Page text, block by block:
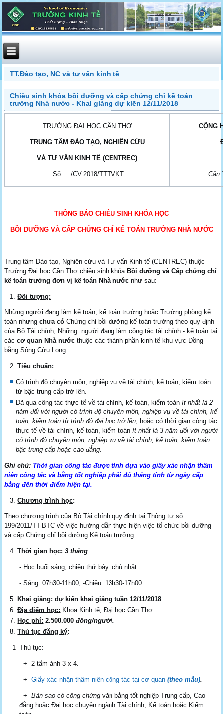
TT.Đào tạo, NC và tư vấn kinh tế
Chiêu sinh khóa bồi dưỡng và cấp chứng chỉ kế toán
trưởng Nhà nước - Khai giảng dự kiến 12/11/2018
TRƯỜNG ĐẠI HỌC CẦN THƠ
TRUNG TÂM ĐÀO TẠO, NGHIÊN CỨU
VÀ TƯ VẤN KINH TẾ (CENTREC)
Số: /CV.2018/TTTVKT
CỘNG
THÔNG BÁO CHIÊU SINH KHÓA HỌC
BỒI DƯỠNG VÀ CẤP CHỨNG CHỈ KẾ TOÁN TRƯỞNG NHÀ NƯỚC
Trung tâm Đào tạo, Nghiên cứu và Tư vấn Kinh tế (CENTREC) thuộc
Trường Đại học Cần Thơ chiêu sinh khóa Bồi dưỡng và Cấp chứng chỉ
kế toán trưởng đơn vị kế toán Nhà nướcnhư sau:
Đối tượng:
Những người đang làm kế toán, kế toán trưởng hoặc Trưởng phòng kế
toán nhưngchưa có Chứng chỉ bồi dưỡng kế toán trưởng theo quy định
của Bộ Tài chính; Những người đang làm công tác tài chính - kế toán tại
cáccơ quan Nhà nước thuộc các thành phần kinh tế khu vực Đồng
bằng Sông Cửu Long.
Tiêu chuẩn:
Có trình độ chuyên môn, nghiệp vụ về tài chính, kế toán, kiểm toán
từ bậc trung cấp trở lên.
Đã qua công tác thực tế về tài chính, kế toán, kiểm toánít nhất là 2
năm đối với người có trình độ chuyên môn, nghiệp vụ về tài chính, kế
toán, kiểm toán từ trình độ đại học trở lên , hoặc có thời gian công tác
thực tế về tài chính, kế toán, kiểm toánít nhất là 3 năm đối với người
có trình độ chuyên môn, nghiệp vụ về tài chính, kế toán, kiểm toán
bậc trung cấp hoặc cao đẳng
Ghi chú: Thời gian công tác được tính dựa vào giấy xác nhận thâm
niên công tác và bằng tốt nghiệp phải đủ tháng tính từ ngày cấp
bằng đến thời điểm hiện tại.
Chương trình học:
Theo chương trình của Bộ Tài chính quy định tại Thông tư số
199/2011/TT-BTC về việc hướng dẫn thực hiện việc tổ chức bồi dưỡng
và cấp Chứng chỉ bồi dưỡng Kế toán trưởng.
Thời gian học: 3 tháng
- Học buổi sáng, chiều thứ bảy. chủ nhật
- Sáng: 07h30-11h00; -Chiều: 13h30-17h00
Khai giảng: dự kiến khai giảng tuần12/11/2018
Địa điểm học: Khoa Kinh tế, Đại học Cần Thơ.
Học phí: 2.500.000 đồng/người.
Thủ tục đăng ký:
1 Thủ tục:
+ 2 tấm ảnh 3 x 4.
+Giấy xác nhận thâm niên công tác tại cơ quan(theo mẫu).
+Bản sao có công chứng văn bằng tốt nghiệp Trung cấp, Cao
đẳng hoặc Đại học chuyên ngành Tài chính, Kế toán hoặc Kiểm